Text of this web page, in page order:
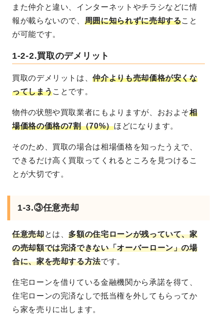
また仲介と違い、インターネットやチラシなどに情
報が載らないので、 周囲に知られずに売却すること
が可能です。
1-2-2.買取のデメリット
買取のデメリットは、仲介よりも売却価格が安くな
ってしまうことです。
物件の状態や買取業者にもよりますが、おおよそ相
場価格の価格の7割（70%）ほどになります。
そのため、買取の場合は相場価格を知ったうえで、
できるだけ高く買取ってくれるところを見つけるこ
とが大切です。
1-3.③任意売却
任意売却とは、多額の住宅ローンが残っていて、家
の売却額では完済できない「オーバーローン」の場
合に、家を売却する方法です。
住宅ローンを借りている金融機関から承諾を得て、
住宅ローンの完済なしで抵当権を外してもらってか
ら家を売りに出します。